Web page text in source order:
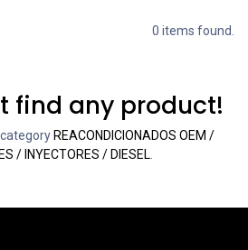
0 items found.
find any product!
REACONDICIONADOS OEM /
/ INYECTORES / DIESEL